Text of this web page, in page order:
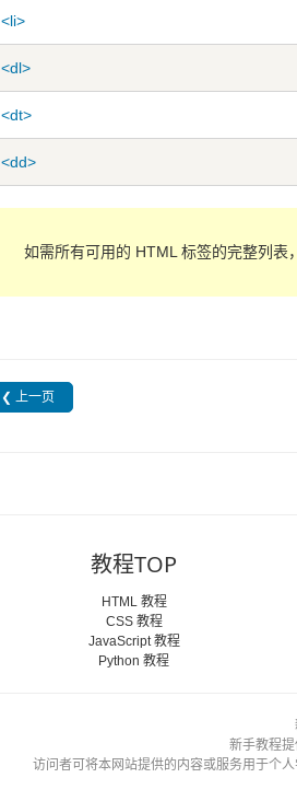
<li>
<dl>
<dt>
<dd>
如需所有可用的 HTML 标签的完整列表
❮ 上一页
教程TOP
HTML 教程
CSS 教程
JavaScript 教程
Python 教程
新手教程
访问者可将本网站提供的内容或服务用于个